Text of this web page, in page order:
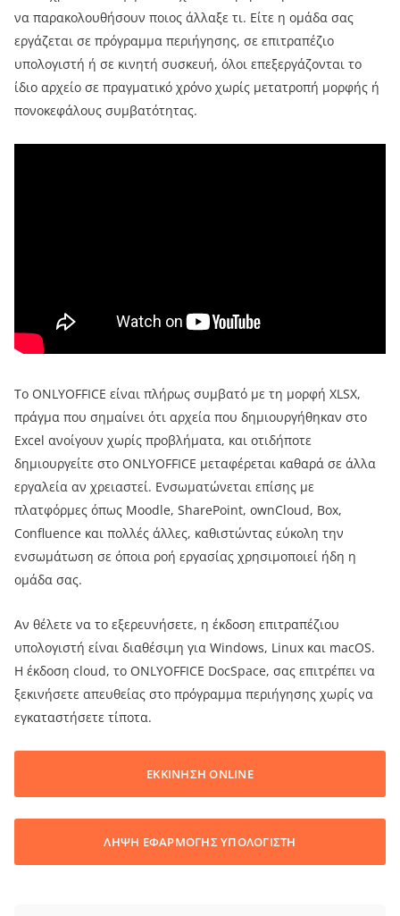
να παρακολουθήσουν ποιος άλλαξε τι. Είτε η ομάδα σας
εργάζεται σε πρόγραμμα περιήγησης, σε επιτραπέζιο
υπολογιστή ή σε κινητή συσκευή, όλοι επεξεργάζονται το
ίδιο αρχείο σε πραγματικό χρόνο χωρίς μετατροπή μορφής ή
πονοκεφάλους συμβατότητας.
Το ONLYOFFICE είναι πλήρως συμβατό με τη μορφή XLSX,
πράγμα που σημαίνει ότι αρχεία που δημιουργήθηκαν στο
Excel ανοίγουν χωρίς προβλήματα, και οτιδήποτε
δημιουργείτε στο ONLYOFFICE μεταφέρεται καθαρά σε άλλα
εργαλεία αν χρειαστεί. Ενσωματώνεται επίσης με
πλατφόρμες όπως Moodle, SharePoint, ownCloud, Box,
Confluence και πολλές άλλες, καθιστώντας εύκολη την
ενσωμάτωση σε όποια ροή εργασίας χρησιμοποιεί ήδη η
ομάδα σας.
Αν θέλετε να το εξερευνήσετε, η έκδοση επιτραπέζιου
υπολογιστή είναι διαθέσιμη για Windows, Linux και macOS.
Η έκδοση cloud, το ONLYOFFICE DocSpace, σας επιτρέπει να
ξεκινήσετε απευθείας στο πρόγραμμα περιήγησης χωρίς να
εγκαταστήσετε τίποτα.
ΕΚΚΙΝΗΣΗ ONLINE
ΛΗΨΗ ΕΦΑΡΜΟΓΗΣ ΥΠΟΛΟΓΙΣΤΗ